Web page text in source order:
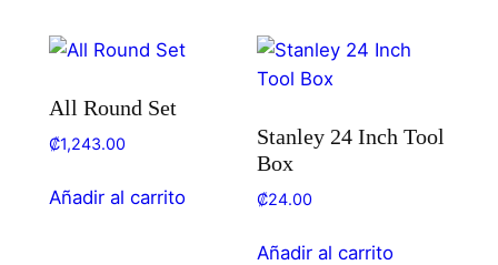
All Round Set
₡1,243.00
Añadir al carrito
Stanley 24 Inch Tool
Box
₡24.00
Añadir al carrito